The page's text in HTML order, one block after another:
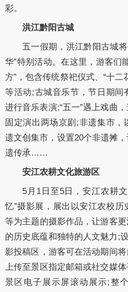
彩。
洪江黔阳古城
五一假期，洪江黔阳古城
华”特别活动。在这里，游客们
方”，包含传统祭祀仪式、“十二
等活动;古城音乐节，节日期间
进行音乐表演;“五一”遇上戏曲
固定演出两场京剧;非遗集市，
遗文创集市，设置20个非遗摊
遗传承……
安江农耕文化旅游区
5月1日至5日，安江农耕
忆”摄影展，展出以安江农校
等为主题的摄影作品，让游客
的历史底蕴和独特的人文魅力;
影投稿区，游客可在活动期间
上传至景区指定邮箱或社交媒
景区电子展示屏滚动展示;整